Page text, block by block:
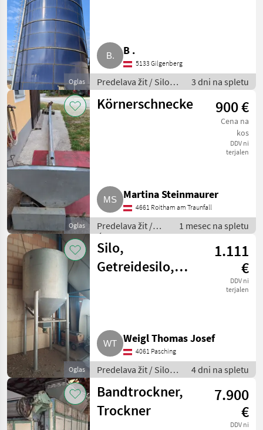
Oglas
B .
5133 Gilgenberg
Predelava žit / Silos
za žita
3 dni na spletu
Oglas
Körnerschnecke 900 €
Cena na
kos
DDV ni
terjalen
Martina Steinmaurer
4661 Roitham am Traunfall
Predelava žit /
Ćistilec žit
1 mesec na spletu
Oglas
Silo,
Getreidesilo,
1.111
€
DDV ni
terjalen
Weigl Thomas Josef
4061 Pasching
Predelava žit / Silos
za žita
4 dni na spletu
Bandtrockner,
Trockner
7.900
€
DDV ni